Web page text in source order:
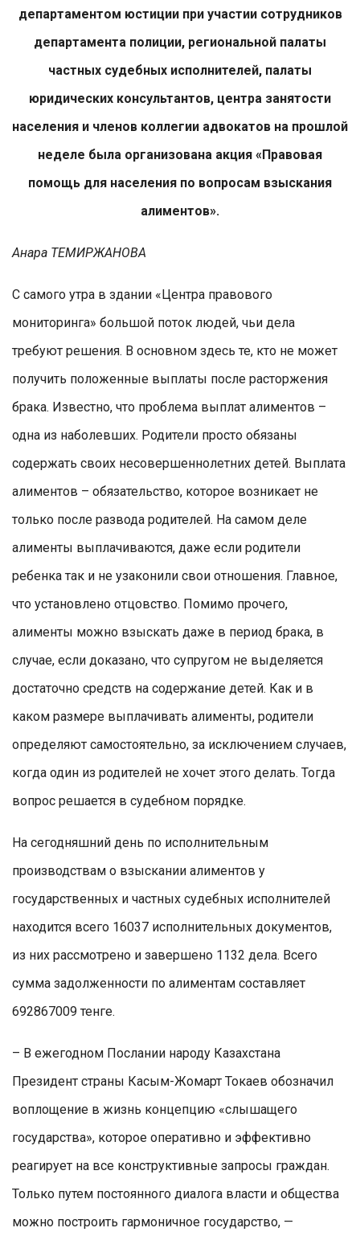
департаментом юстиции при участии сотрудников
департамента полиции, региональной палаты
частных судебных исполнителей, палаты
юридических консультантов, центра занятости
населения и членов коллегии адвокатов на прошлой
неделе была организована акция «Правовая
помощь для населения по вопросам взыскания
алиментов».
Анара ТЕМИРЖАНОВА
С самого утра в здании «Центра правового
мониторинга» большой поток людей, чьи дела
требуют решения. В основном здесь те, кто не может
получить положенные выплаты после расторжения
брака. Известно, что проблема выплат алиментов –
одна из наболевших. Родители просто обязаны
содержать своих несовершеннолетних детей. Выплата
алиментов – обязательство, которое возникает не
только после развода родителей. На самом деле
алименты выплачиваются, даже если родители
ребенка так и не узаконили свои отношения. Главное,
что установлено отцовство. Помимо прочего,
алименты можно взыскать даже в период брака, в
случае, если доказано, что супругом не выделяется
достаточно средств на содержание детей. Как и в
каком размере выплачивать алименты, родители
определяют самостоятельно, за исключением случаев,
когда один из родителей не хочет этого делать. Тогда
вопрос решается в судебном порядке.
На сегодняшний день по исполнительным
производствам о взыскании алиментов у
государственных и частных судебных исполнителей
находится всего 16037 исполнительных документов,
из них рассмотрено и завершено 1132 дела. Всего
сумма задолженности по алиментам составляет
692867009 тенге.
– В ежегодном Послании народу Казахстана
Президент страны Касым-Жомарт Токаев обозначил
воплощение в жизнь концепцию «слышащего
государства», которое оперативно и эффективно
реагирует на все конструктивные запросы граждан.
Только путем постоянного диалога власти и общества
можно построить гармоничное государство, —